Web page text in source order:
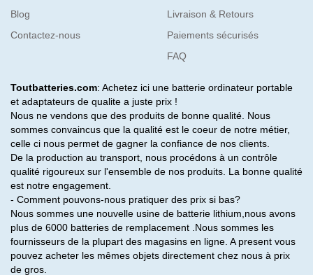
Blog
Contactez-nous
Livraison & Retours
Paiements sécurisés
FAQ
Toutbatteries.com: Achetez ici une batterie ordinateur portable
et adaptateurs de qualite a juste prix !
Nous ne vendons que des produits de bonne qualité. Nous
sommes convaincus que la qualité est le coeur de notre métier,
celle ci nous permet de gagner la confiance de nos clients.
De la production au transport, nous procédons à un contrôle
qualité rigoureux sur l'ensemble de nos produits. La bonne qualité
est notre engagement.
- Comment pouvons-nous pratiquer des prix si bas?
Nous sommes une nouvelle usine de batterie lithium,nous avons
plus de 6000 batteries de remplacement .Nous sommes les
fournisseurs de la plupart des magasins en ligne. A present vous
pouvez acheter les mêmes objets directement chez nous à prix
de gros.